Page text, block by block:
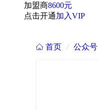
加盟商8600元
点击开通加入VIP
 首页 / 公众号